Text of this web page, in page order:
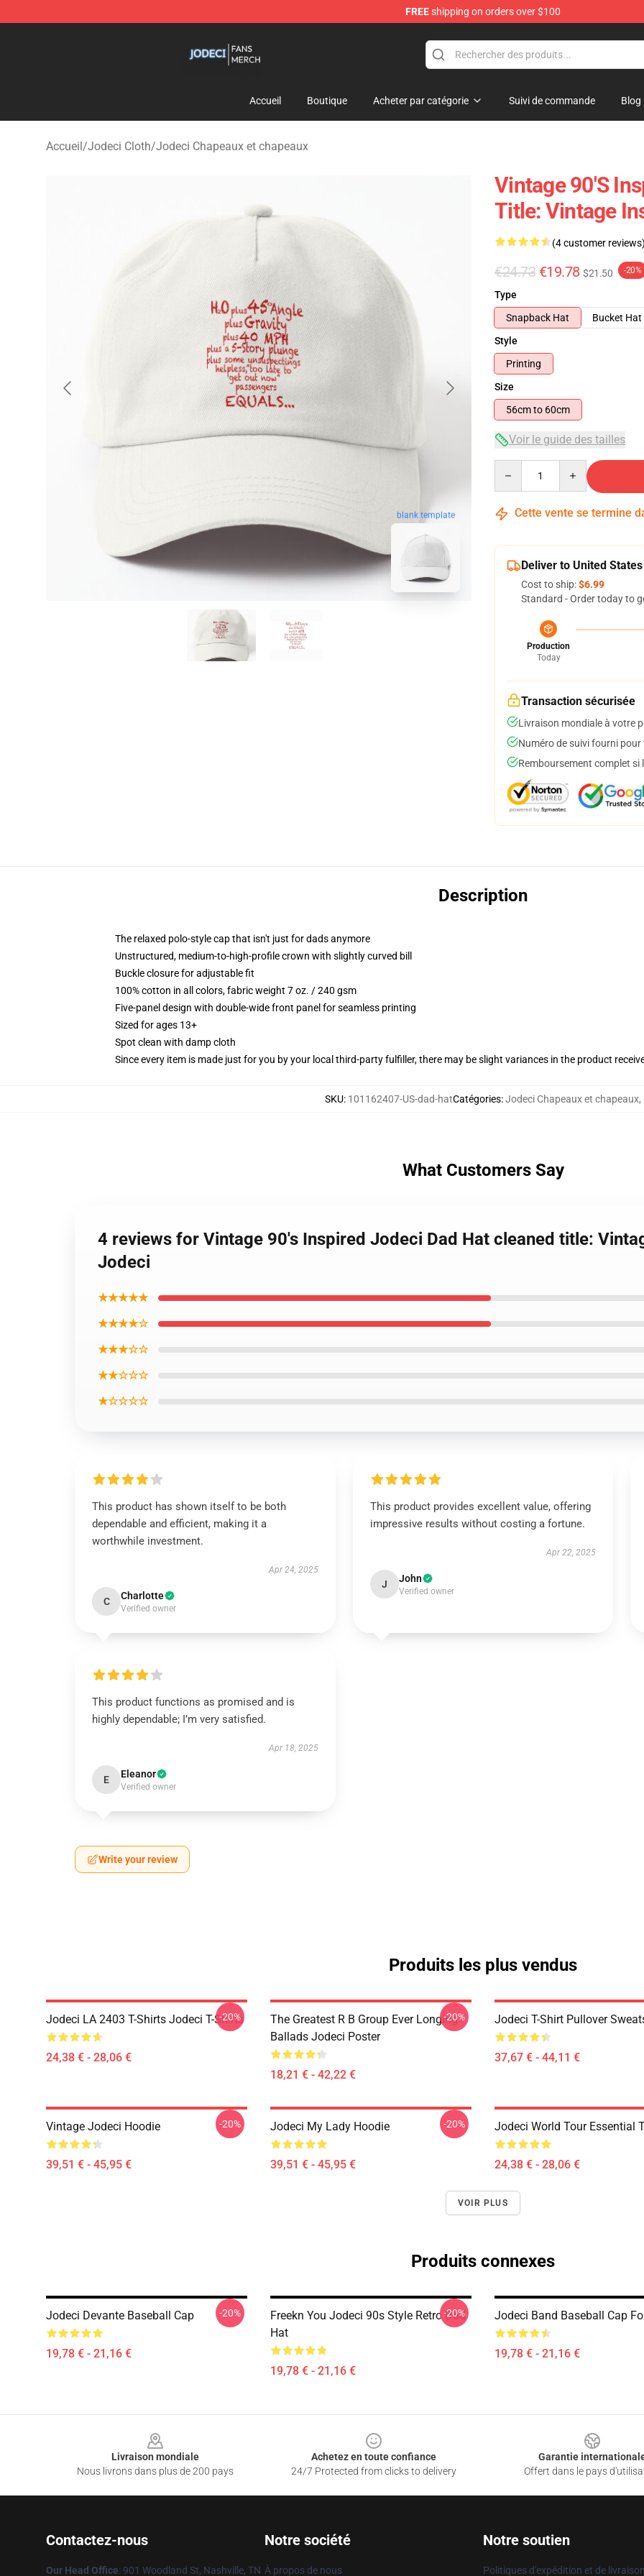
FREEshipping on orders over $100
Accueil Boutique Acheter par catégorie Suivi de commande Blog
Accueil/Jodeci Cloth/Jodeci Chapeaux et chapeaux
blank template
Vintage 90's
Title: Vintage
(4 customer
€24.73 €19.78 $21.50 -20%
Type
Snapback Hat
Bucket Hat
Style
Printing
Size
56cm to 60cm
Voir le guide des tailles
Cette vente se termine
Deliver to United States
Cost to ship:$6.99
Standard - Order today to
Production
Today
Transaction sécurisée
Livraison mondiale à votre
Numéro de suivi fourni pour
Remboursement complet si
Description
The relaxed polo-style cap that isn't just for dads anymore
Unstructured, medium-to-high-profile crown with slightly curved bill
Buckle closure for adjustable fit
100% cotton in all colors, fabric weight 7 oz. / 240 gsm
Five-panel design with double-wide front panel for seamless printing
Sized for ages 13+
Spot clean with damp cloth
Since every item is made just for you by your local third-party fulfiller, there may be slight variances in the product
SKU: 101162407-US-dad-hatCatégories:Jodeci Chapeaux et chapeaux,
What Customers Say
4 reviews for Vintage 90's Inspired Jodeci Dad Hat cleaned title:
Jodeci
★★★★★
★★★★☆
★★★☆☆
★★☆☆☆
★☆☆☆☆
This product has shown itself to be both
dependable and efficient, making it a
worthwhile investment.
Apr 24, 2025
C Charlotte
Verified owner
This product provides excellent value, offering
impressive results without costing a fortune.
Apr 22, 2025
J John
Verified owner
This product functions as promised and is
highly dependable; I’m very satisfied.
Apr 18, 2025
E Eleanor
Verified owner
Write your review
Produits les plus vendus
Jodeci LA 2403 T-Shirts Jodeci T-Shirts
24,38 € - 28,06 €
-20%
The Greatest R B Group Ever Longing
Ballads Jodeci Poster
18,21 € - 42,22 €
-20% Jodeci T-Shirt Pullover
37,67 € - 44,11 €
Vintage Jodeci Hoodie
39,51 € - 45,95 €
-20% Jodeci My Lady Hoodie
39,51 € - 45,95 €
-20% Jodeci World Tour Essential
24,38 € - 28,06 €
VOIR PLUS
Produits connexes
Jodeci Devante Baseball Cap
19,78 € - 21,16 €
-20%
Freekn You Jodeci 90s Style Retro Dad
Hat
19,78 € - 21,16 €
-20% Jodeci Band Baseball Cap
19,78 € - 21,16 €
Livraison mondiale
Nous livrons dans plus de 200 pays
Achetez en toute confiance
24/7 Protected from clicks to delivery
Garantie
Offert dans le pays
Contactez-nous
Our Head Office: 901 Woodland St, Nashville, TN
Notre société
À propos de nous
Notre soutien
Politiques d'expédition et de